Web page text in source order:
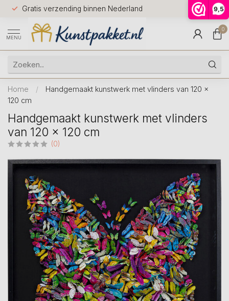
9,5
Gratis verzending binnen Nederland
Voor
huis
9.5
MENU
0
Home /
Handgemaakt kunstwerk met vlinders van 120 x
120 cm
Handgemaakt kunstwerk met vlinders
van 120 x 120 cm
(0)